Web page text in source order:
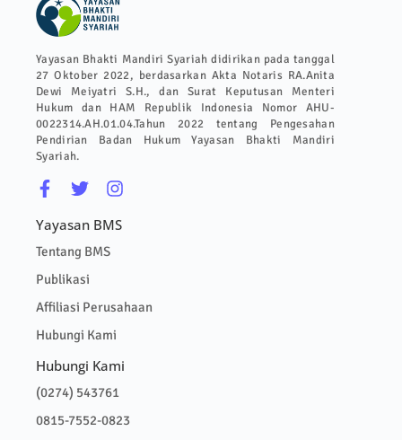
Yayasan Bhakti Mandiri Syariah didirikan pada tanggal
27 Oktober 2022, berdasarkan Akta Notaris RA.Anita
Dewi Meiyatri S.H., dan Surat Keputusan Menteri
Hukum dan HAM Republik Indonesia Nomor AHU-
0022314.AH.01.04.Tahun 2022 tentang Pengesahan
Pendirian Badan Hukum Yayasan Bhakti Mandiri
Syariah.
Yayasan BMS
Tentang BMS
Publikasi
Affiliasi Perusahaan
Hubungi Kami
Hubungi Kami
(0274) 543761
0815-7552-0823